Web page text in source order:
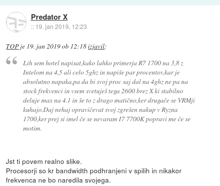
Predator X
:: 19. jan 2019, 12:23
TOP je 19. jan 2019 ob 12:18izjavil:
Lih sem hotel napisat,kako lahko primerja R7 1700 na 3,8 z
Intelom na 4,5 ali celo 5ghz in napiše par procentov,kar je
absolutno napaka,pa da bi svoj proc saj dal na 4ghz ne pa na
stock frekvenci in vsem svetuješ tega 2600 brez X ki stabilno
deluje max na 4.1 in še to z drago matično,ker drugače se VRMji
kuhajo.Daj nehaj opravičevat svoj zgrešen nakup v Ryzna
1700,ker prej si imel če se nevaram I7 7700K popravi me če se
motim.
Jst ti povem realno slike.
Procesorji so kr bandwidth podhranjeni v spilih in nikakor
frekvenca ne bo naredila svojega.